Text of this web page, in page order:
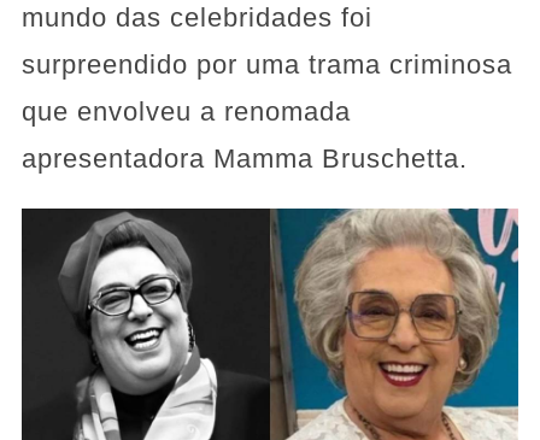
mundo das celebridades foi
surpreendido por uma trama criminosa
que envolveu a renomada
apresentadora Mamma Bruschetta.